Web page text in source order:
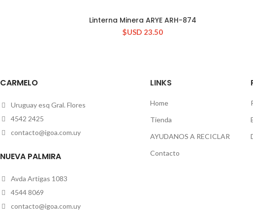
CONSULTAR STOCK
Linterna Minera ARYE ARH-874
$USD 23.50
CARMELO
Uruguay esq Gral. Flores
4542 2425
contacto@igoa.com.uy
NUEVA PALMIRA
Avda Artigas 1083
4544 8069
contacto@igoa.com.uy
LINKS
Home
Tienda
AYUDANOS A RECICLAR
Contacto